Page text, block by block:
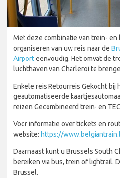
Met deze combinatie van trein- en
organiseren van uw reis naar de
Airporteenvoudig. Het omvat de
luchthaven van Charleroi te
Enkele reis Retourreis Gekocht bij
geautomatiseerde
reizen Gecombineerd trein- en
Voor informatie over tickets en
website: https://
Daarnaast kunt u Brussels South
bereiken via bus, trein of lightrail.
Brussel.